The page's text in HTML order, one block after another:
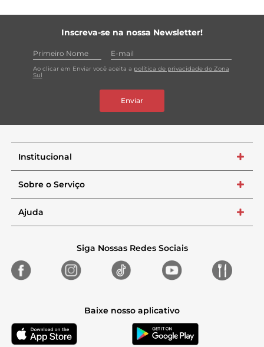
Inscreva-se na nossa Newsletter!
Ao clicar em Enviar você aceita a política de privacidade do Zona
Sul
Enviar
Institucional +
Sobre o Serviço +
Ajuda +
Siga Nossas Redes Sociais
Baixe nosso aplicativo